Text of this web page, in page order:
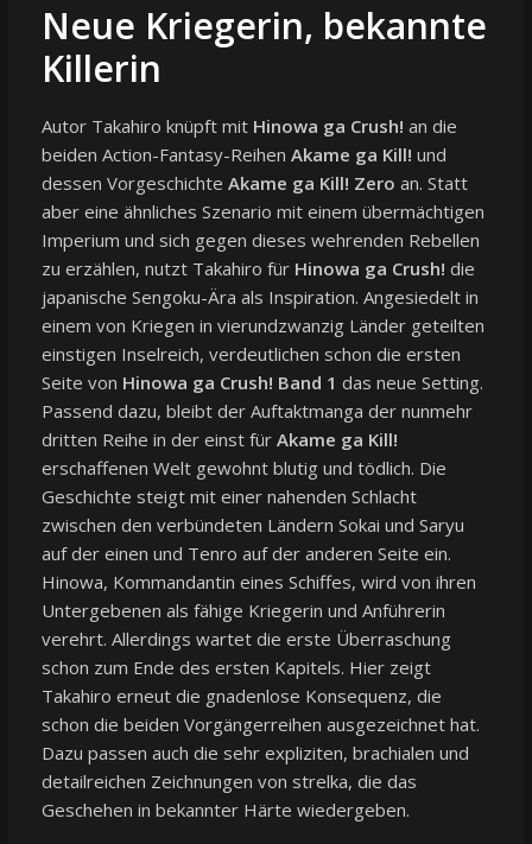
Neue Kriegerin, bekannte
Killerin
Autor Takahiro knüpft mit Hinowa ga Crush! an die
beiden Action-Fantasy-Reihen Akame ga Kill! und
dessen Vorgeschichte Akame ga Kill! Zero an. Statt
aber eine ähnliches Szenario mit einem übermächtigen
Imperium und sich gegen dieses wehrenden Rebellen
zu erzählen, nutzt Takahiro für Hinowa ga Crush! die
japanische Sengoku-Ära als Inspiration. Angesiedelt in
einem von Kriegen in vierundzwanzig Länder geteilten
einstigen Inselreich, verdeutlichen schon die ersten
Seite von Hinowa ga Crush! Band 1 das neue Setting.
Passend dazu, bleibt der Auftaktmanga der nunmehr
dritten Reihe in der einst für Akame ga Kill!
erschaffenen Welt gewohnt blutig und tödlich. Die
Geschichte steigt mit einer nahenden Schlacht
zwischen den verbündeten Ländern Sokai und Saryu
auf der einen und Tenro auf der anderen Seite ein.
Hinowa, Kommandantin eines Schiffes, wird von ihren
Untergebenen als fähige Kriegerin und Anführerin
verehrt. Allerdings wartet die erste Überraschung
schon zum Ende des ersten Kapitels. Hier zeigt
Takahiro erneut die gnadenlose Konsequenz, die
schon die beiden Vorgängerreihen ausgezeichnet hat.
Dazu passen auch die sehr expliziten, brachialen und
detailreichen Zeichnungen von strelka, die das
Geschehen in bekannter Härte wiedergeben.